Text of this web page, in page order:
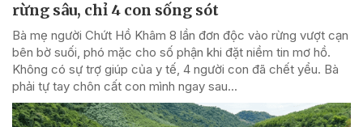
rừng sâu, chỉ 4 con sống sót
Bà mẹ người Chứt Hồ Khâm 8 lần đơn độc vào rừng vượt cạn
bên bờ suối, phó mặc cho số phận khi đặt niềm tin mơ hồ.
Không có sự trợ giúp của y tế, 4 người con đã chết yểu. Bà
phải tự tay chôn cất con mình ngay sau...